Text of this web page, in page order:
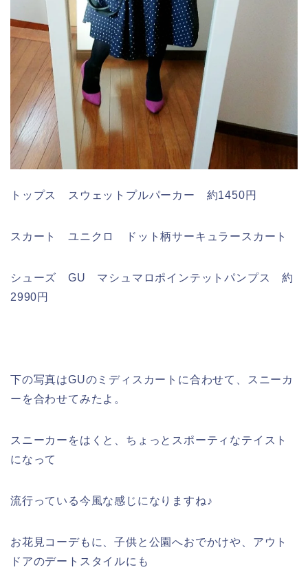
トップス スウェットプルパーカー 約1450円
スカート ユニクロ ドット柄サーキュラースカート
シューズ GU マシュマロポインテットパンプス 約
2990円
下の写真はGUのミディスカートに合わせて、スニーカ
ーを合わせてみたよ。
スニーカーをはくと、ちょっとスポーティなテイスト
になって
流行っている今風な感じになりますね♪
お花見コーデもに、子供と公園へおでかけや、アウト
ドアのデートスタイルにも